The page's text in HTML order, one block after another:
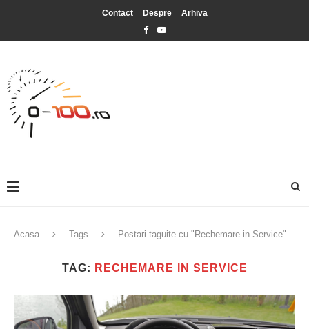
Contact Despre Arhiva
Acasa Tags Postari taguite cu "Rechemare in Service"
TAG: RECHEMARE IN SERVICE